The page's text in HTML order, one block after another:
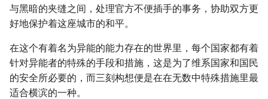
与黑暗的夹缝之间，处理官方不便插手的事务，协助双方更
好地保护着这座城市的和平。
在这个有着名为异能的能力存在的世界里，每个国家都有着
针对异能者的特殊的手段和措施，这是为了维系国家和国民
的安全所必要的，而三刻构想便是在在无数中特殊措施里最
适合横滨的一种。